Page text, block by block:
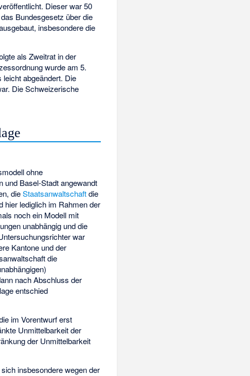
Dieser war 50
Bundesgesetz über die
insbesondere die
als Zweitrat in der
wurde am 5.
abgeändert. Die
Die Schweizerische
ohne
und Basel-Stadt angewandt
dieStaatsanwaltschaftdie
hier lediglich im Rahmen der
noch ein Modell mit
unabhängig und die
war
Kantone und der
die
nach Abschluss der
entschied
im Vorentwurf erst
Unmittelbarkeit der
der Unmittelbarkeit
insbesondere wegen der